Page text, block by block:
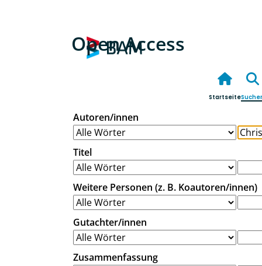
Open Access
Startseite
Autoren/innen
Titel
Weitere Personen (z. B. Koautoren/innen)
Gutachter/innen
Zusammenfassung